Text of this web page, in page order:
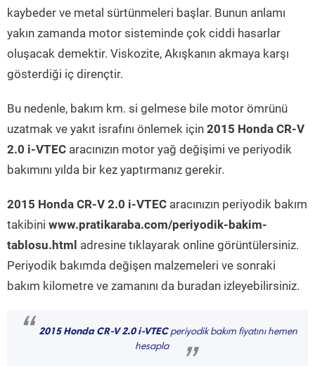
kaybeder ve metal sürtünmeleri başlar. Bunun anlamı
yakın zamanda motor sisteminde çok ciddi hasarlar
oluşacak demektir. Viskozite, Akışkanın akmaya karşı
gösterdiği iç dirençtir.
Bu nedenle, bakım km. si gelmese bile motor ömrünü
uzatmak ve yakıt israfını önlemek için 2015 Honda CR-V
2.0 i-VTEC aracınızın motor yağ değişimi ve periyodik
bakımını yılda bir kez yaptırmanız gerekir.
2015 Honda CR-V 2.0 i-VTEC aracınızın periyodik bakım
takibini www.pratikaraba.com/periyodik-bakim-
tablosu.html adresine tıklayarak online görüntülersiniz.
Periyodik bakımda değişen malzemeleri ve sonraki
bakım kilometre ve zamanını da buradan izleyebilirsiniz.
“ 2015 Honda CR-V 2.0 i-VTECperiyodik bakım fiyatını hemen
hesapla